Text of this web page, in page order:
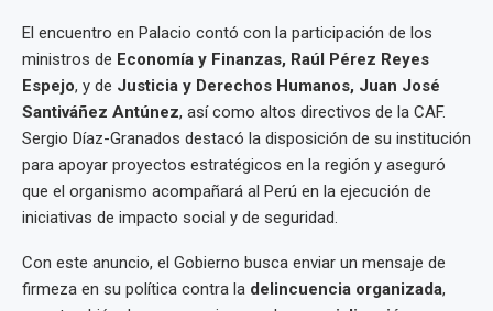
El encuentro en Palacio contó con la participación de los
ministros de Economía y Finanzas, Raúl Pérez Reyes
Espejo, y de Justicia y Derechos Humanos, Juan José
Santiváñez Antúnez, así como altos directivos de la CAF.
Sergio Díaz-Granados destacó la disposición de su institución
para apoyar proyectos estratégicos en la región y aseguró
que el organismo acompañará al Perú en la ejecución de
iniciativas de impacto social y de seguridad.
Con este anuncio, el Gobierno busca enviar un mensaje de
firmeza en su política contra la delincuencia organizada,